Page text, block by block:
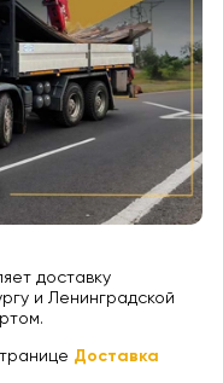
доставку
и Ленинградской
Доставка